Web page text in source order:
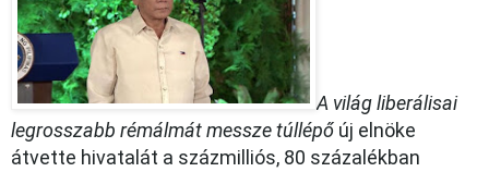
A világ liberálisai
legrosszabb rémálmát messze túllépő új elnöke
átvette hivatalát a százmilliós, 80 százalékban